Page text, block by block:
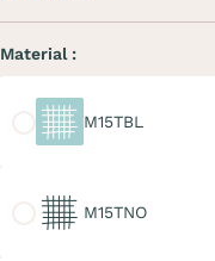
Material :
M15TBL
M15TNO